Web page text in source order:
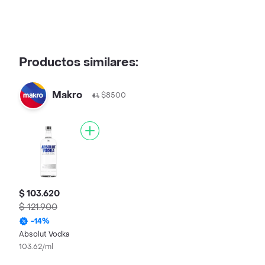
Productos similares:
Makro $8500
$ 103.620
$ 121.900
-14%
Absolut Vodka
103.62/ml